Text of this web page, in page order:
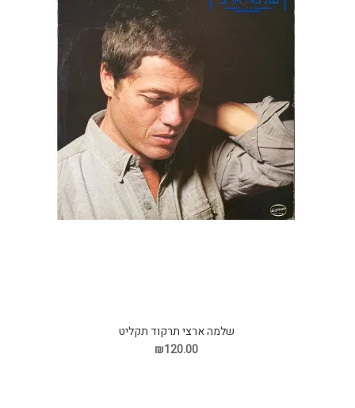
שלמה ארצי תרקוד תקליט
₪120.00